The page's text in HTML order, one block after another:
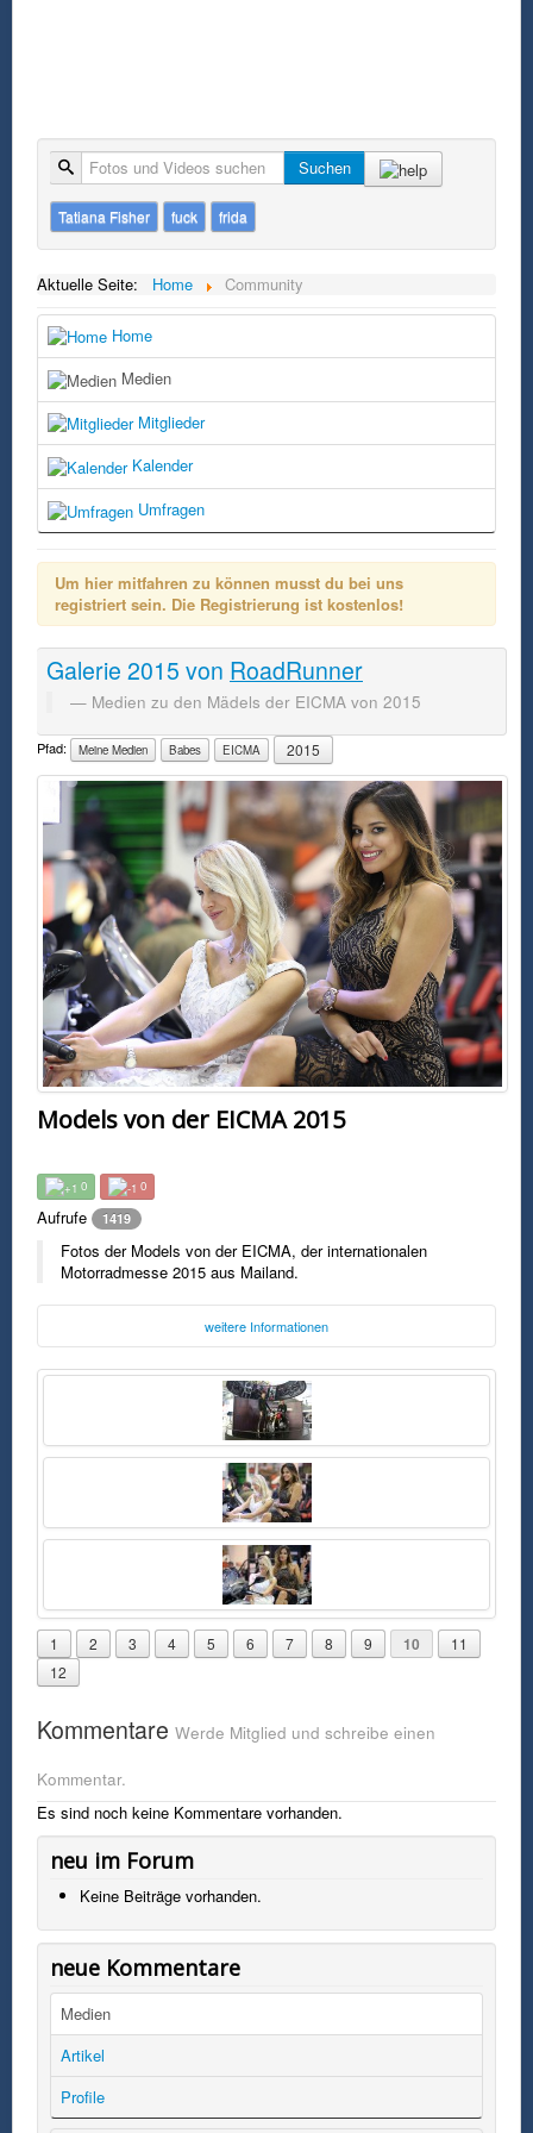
Suche Suchen
Tatiana Fisher fuck frida
Aktuelle Seite: Home Community
Home
Medien
Mitglieder
Kalender
Umfragen
Um hier mitfahren zu können musst du bei uns
registriert sein. Die Registrierung ist kostenlos!
Galerie 2015 von RoadRunner
Medien zu den Mädels der EICMA von 2015
Pfad: Meine Medien Babes EICMA 2015
Models von der EICMA 2015
0 0
Aufrufe 1419
Fotos der Models von der EICMA, der internationalen
Motorradmesse 2015 aus Mailand.
weitere Informationen
Foto:EICMA
Freitag, 27. November 2015 17:58 Uhr
Fotos der Models von der EICMA, der internationalen Motorradmesse
2015 aus Mailand.
1 2 3 4 5 6 7 8 9 10
11
12
Kommentare Werde Mitglied und schreibe einen
Kommentar.
Es sind noch keine Kommentare vorhanden.
neu im Forum
Keine Beiträge vorhanden.
neue Kommentare
Medien
Artikel
Profile